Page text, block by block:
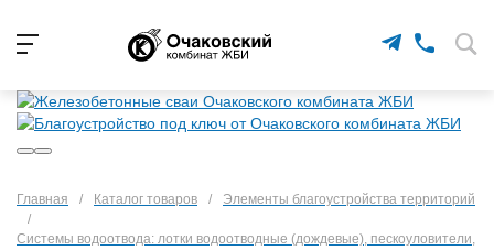
Главная / Каталог товаров /
Элементы благоустройства территорий
/
Системы водоотвода: лотки водоотводные (дождевые), пескоуловители,